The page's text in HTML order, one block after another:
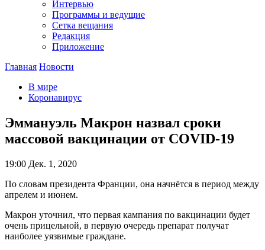
Интервью
Программы и ведущие
Сетка вещания
Редакция
Приложение
Главная Новости
В мире
Коронавирус
Эммануэль Макрон назвал сроки
массовой вакцинации от COVID-19
19:00 Дек. 1, 2020
По словам президента Франции, она начнётся в период между
апрелем и июнем.
Макрон уточнил, что первая кампания по вакцинации будет
очень прицельной, в первую очередь препарат получат
наиболее уязвимые граждане.